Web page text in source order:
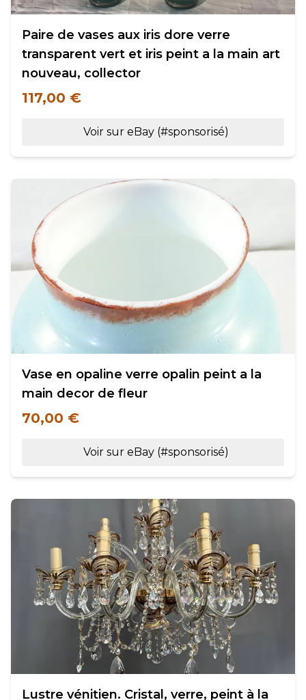
Paire de vases aux iris dore verre
transparent vert et iris peint a la main art
nouveau, collector
117,00 €
Voir sur eBay (#sponsorisé)
Vase en opaline verre opalin peint a la
main decor de fleur
70,00 €
Voir sur eBay (#sponsorisé)
Lustre vénitien. Cristal, verre, peint à la